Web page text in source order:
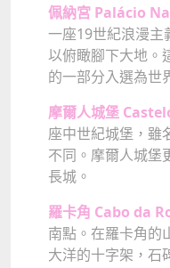
佩納宮 Palácio
一座19世紀浪漫主
以俯瞰腳下大地。
的一部分入選為世
摩爾人城堡
座中世紀城堡，雖
不同。摩爾人城堡
長城。
羅卡角 Cabo da
南點。在羅卡角的
大洋的十字架，石